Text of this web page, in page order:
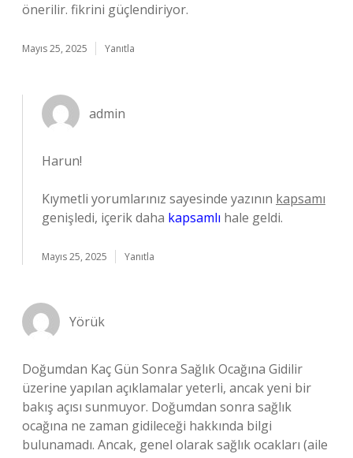
önerilir. fikrini güçlendiriyor.
Mayıs 25, 2025 Yanıtla
admin
Harun!
Kıymetli yorumlarınız sayesinde yazının kapsamı
genişledi, içerik daha kapsamlı hale geldi.
Mayıs 25, 2025 Yanıtla
Yörük
Doğumdan Kaç Gün Sonra Sağlık Ocağına Gidilir
üzerine yapılan açıklamalar yeterli, ancak yeni bir
bakış açısı sunmuyor. Doğumdan sonra sağlık
ocağına ne zaman gidileceği hakkında bilgi
bulunamadı. Ancak, genel olarak sağlık ocakları (aile